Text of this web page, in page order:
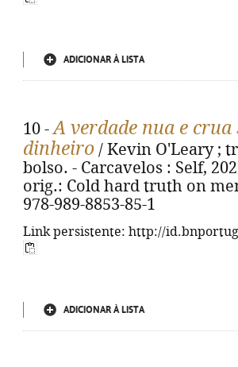
ADICIONAR À LISTA
10 -A verdade nua e
dinheiro / Kevin O'Leary ;
bolso. - Carcavelos : Self,
orig.: Cold hard truth on
978-989-8853-85-1
Link persistente: http://
ADICIONAR À LISTA